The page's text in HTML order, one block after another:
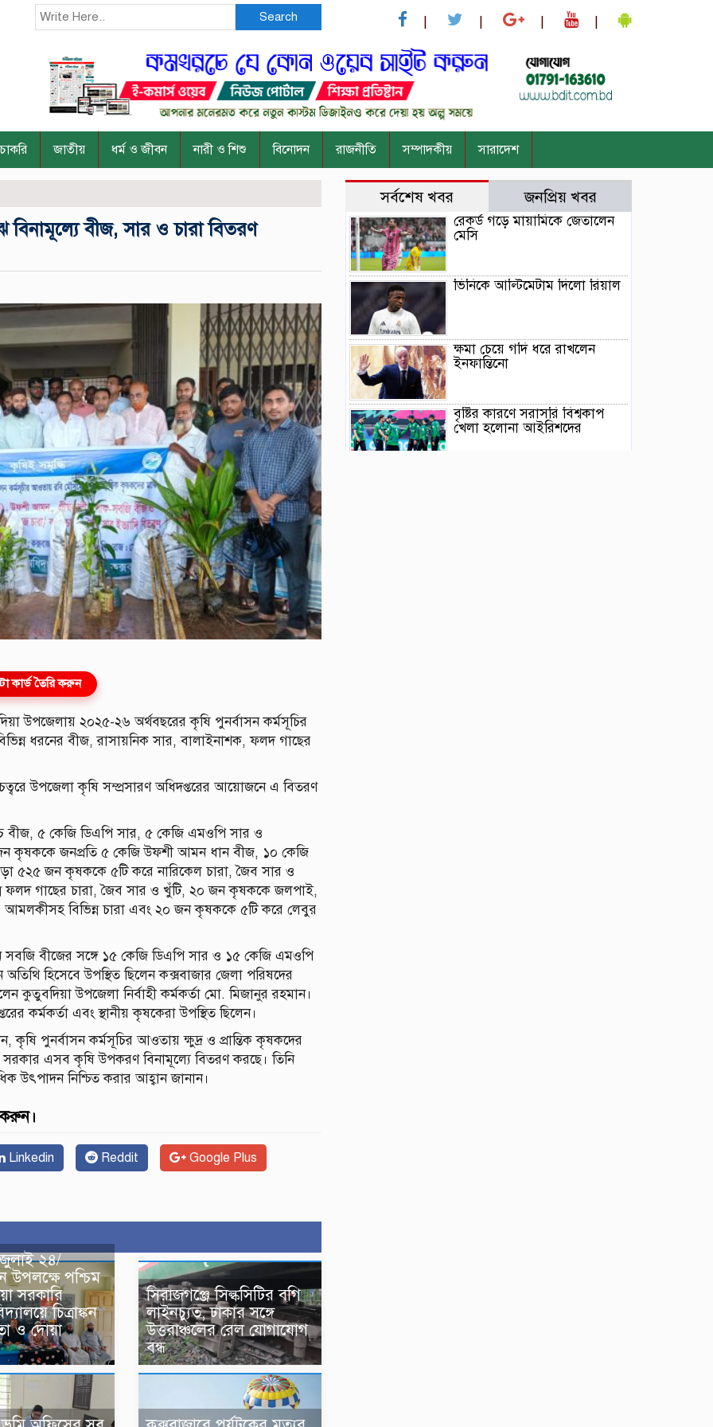
Search
চাকরি জাতীয় ধর্ম ও জীবন নারী ও শিশু বিনোদন রাজনীতি সম্পাদকীয় সারাদেশ
বীজ, সার ও চারা বিতরণ
কার্ড তৈরি করুন
উপজেলায় ২০২৫-২৬ অর্থবছরের কৃষি পুনর্বাসন কর্মসূচির
ধরনের বীজ, রাসায়নিক সার, বালাইনাশক, ফলদ গাছের
উপজেলা কৃষি সম্প্রসারণ অধিদপ্তরের আয়োজনে এ বিতরণ
বীজ, ৫ কেজি ডিএপি সার, ৫ কেজি এমওপি সার ও
কৃষককে জনপ্রতি ৫ কেজি উফশী আমন ধান বীজ, ১০ কেজি
৫২৫ জন কৃষককে ৫টি করে নারিকেল চারা, জৈব সার ও
গাছের চারা, জৈব সার ও খুঁটি, ২০ জন কৃষককে জলপাই,
বিভিন্ন চারা এবং ২০ জন কৃষককে ৫টি করে লেবুর
সবজি বীজের সঙ্গে ১৫ কেজি ডিএপি সার ও ১৫ কেজি এমওপি
হিসেবে উপস্থিত ছিলেন কক্সবাজার জেলা পরিষদের
কুতুবদিয়া উপজেলা নির্বাহী কর্মকর্তা মো. মিজানুর রহমান।
কর্মকর্তা এবং স্থানীয় কৃষকেরা উপস্থিত ছিলেন।
কৃষি পুনর্বাসন কর্মসূচির আওতায় ক্ষুদ্র ও প্রান্তিক কৃষকদের
এসব কৃষি উপকরণ বিনামূল্যে বিতরণ করছে। তিনি
নিশ্চিত করার আহ্বান জানান।
Linkedin Reddit Google Plus
জুলাই ২৪/
উপলক্ষে পশ্চিম
সরকারি
চিত্রাঙ্কন
ও দোয়া
সিরাজগঞ্জে সিল্কসিটির বগি
লাইনচ্যুত, ঢাকার সঙ্গে
উত্তরাঞ্চলের রেল যোগাযোগ
বন্ধ
সর্বশেষ খবর জনপ্রিয় খবর
রেকর্ড গড়ে মায়ামিকে জেতালেন
মেসি
ভিনিকে আল্টিমেটাম দিলো রিয়াল
ক্ষমা চেয়ে গদি ধরে রাখলেন
ইনফান্তিনো
বৃষ্টির কারণে সরাসরি বিশ্বকাপ
খেলা হলোনা আইরিশদের